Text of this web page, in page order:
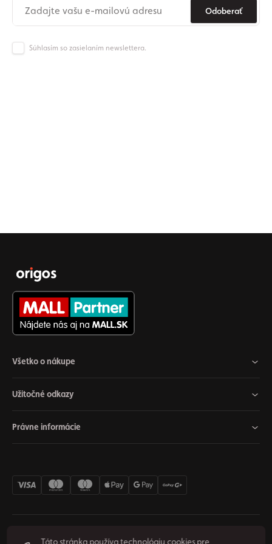
Odoberať
Súhlasím so zasielaním newslettera.
Všetko o nákupe
Užitočné odkazy
Právne informácie
Nastavenia cookies Odstúpiť od zmluvy Súkromie
Táto stránka používa technológiu cookies pre